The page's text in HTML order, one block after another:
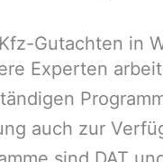
Gutachten in
Experten
auch zur